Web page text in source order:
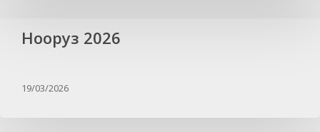
Нооруз 2026
19/03/2026